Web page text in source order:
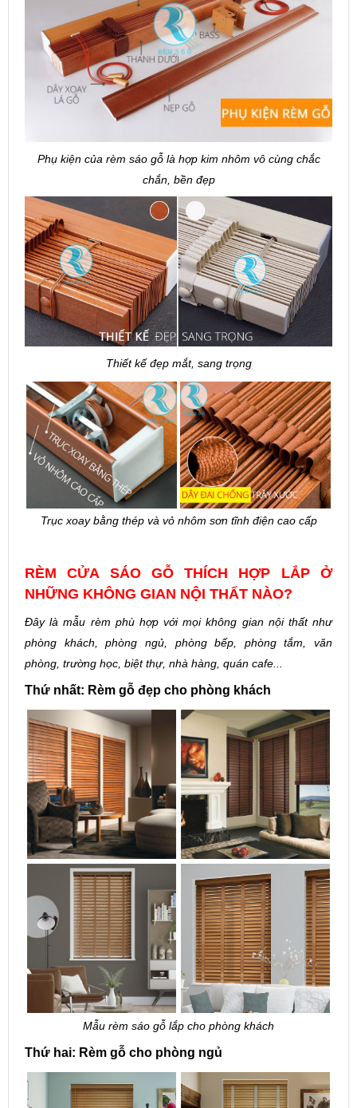
Phụ kiện của rèm sáo gỗ là hợp kim nhôm vô cùng chắc
chắn, bền đẹp
Thiết kế đẹp mắt, sang trọng
Trục xoay bằng thép và vỏ nhôm sơn tĩnh điện cao cấp
RÈM CỬA SÁO GỖ THÍCH HỢP LẮP Ở
NHỮNG KHÔNG GIAN NỘI THẤT NÀO?
Đây là mẫu rèm phù hợp với mọi không gian nội thất như
phòng khách, phòng ngủ, phòng bếp, phòng tắm, văn
phòng, trường học, biệt thự, nhà hàng, quán cafe...
Thứ nhất: Rèm gỗ đẹp cho phòng khách
Mẫu rèm sáo gỗ lắp cho phòng khách
Thứ hai: Rèm gỗ cho phòng ngủ